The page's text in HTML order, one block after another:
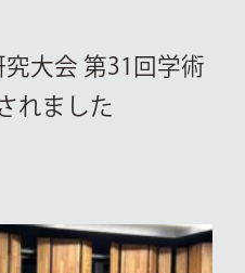
大会 第31回学術
れました